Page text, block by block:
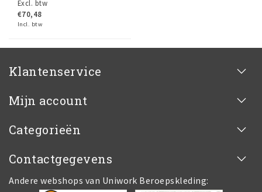
Excl. btw
€70,48
Incl. btw
Klantenservice
Mijn account
Categorieën
Contactgegevens
Andere webshops van Uniwork Beroepskleding: